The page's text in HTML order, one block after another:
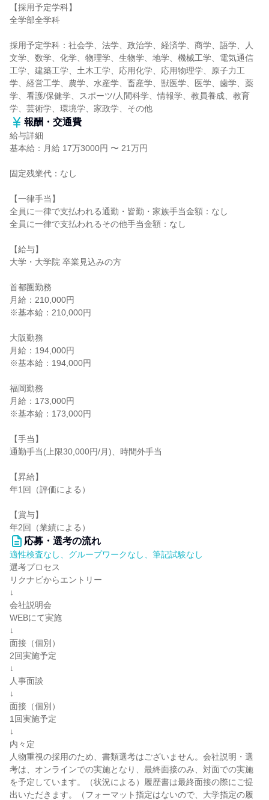
【採用予定学科】
全学部全学科
採用予定学科：社会学、法学、政治学、経済学、商学、語学、人
文学、数学、化学、物理学、生物学、地学、機械工学、電気通信
工学、建築工学、土木工学、応用化学、応用物理学、原子力工
学、経営工学、農学、水産学、畜産学、獣医学、医学、歯学、薬
学、看護/保健学、スポーツ/人間科学、情報学、教員養成、教育
学、芸術学、環境学、家政学、その他
報酬・交通費
給与詳細
基本給：月給 17万3000円 〜 21万円
固定残業代：なし
【一律手当】
全員に一律で支払われる通勤・皆勤・家族手当金額：なし
全員に一律で支払われるその他手当金額：なし
【給与】
大学・大学院 卒業見込みの方
首都圏勤務
月給：210,000円
※基本給：210,000円
大阪勤務
月給：194,000円
※基本給：194,000円
福岡勤務
月給：173,000円
※基本給：173,000円
【手当】
通勤手当(上限30,000円/月)、時間外手当
【昇給】
年1回（評価による）
【賞与】
年2回（業績による）
応募・選考の流れ
適性検査なし、グループワークなし、筆記試験なし
選考プロセス
リクナビからエントリー
↓
会社説明会
WEBにて実施
↓
面接（個別）
2回実施予定
↓
人事面談
↓
面接（個別）
1回実施予定
↓
内々定
人物重視の採用のため、書類選考はございません。会社説明・選
考は、オンラインでの実施となり、最終面接のみ、対面での実施
を予定しています。（状況による）履歴書は最終面接の際にご提
出いただきます。（フォーマット指定はないので、大学指定の履